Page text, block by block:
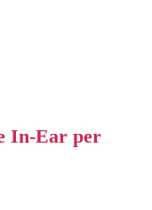
In-Ear per